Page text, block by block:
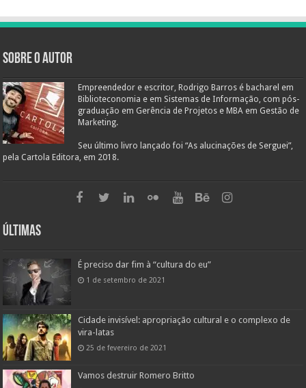
Sobre o autor
Empreendedor e escritor, Rodrigo Barros é bacharel em
Biblioteconomia e em Sistemas de Informação, com pós-
graduação em Gerência de Projetos e MBA em Gestão de
Marketing.
Seu último livro lançado foi “As alucinações de Serguei”,
pela Cartola Editora, em 2018.
Últimas
É preciso dar fim à “cultura do eu”
1 de setembro de 2021
Cidade invisível: apropriação cultural e o complexo de
vira-latas
25 de fevereiro de 2021
Vamos destruir Romero Britto